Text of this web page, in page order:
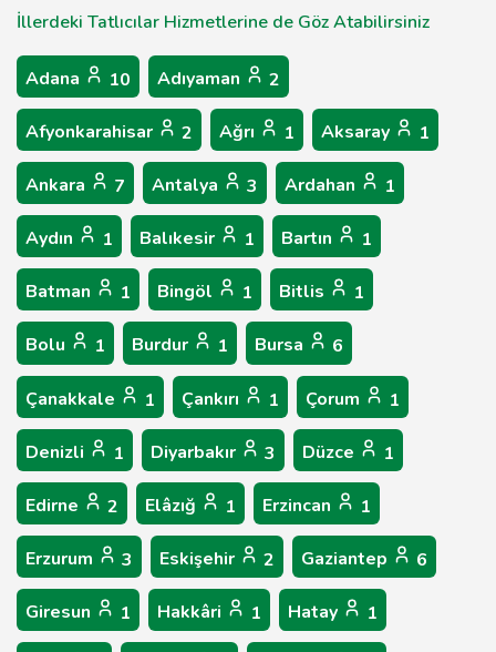
İllerdeki Tatlıcılar Hizmetlerine de Göz Atabilirsiniz
Adana 10 Adıyaman 2
Afyonkarahisar 2 Ağrı 1 Aksaray 1
Ankara 7 Antalya 3 Ardahan 1
Aydın 1 Balıkesir 1 Bartın 1
Batman 1 Bingöl 1 Bitlis 1
Bolu 1 Burdur 1 Bursa 6
Çanakkale 1 Çankırı 1 Çorum 1
Denizli 1 Diyarbakır 3 Düzce 1
Edirne 2 Elâzığ 1 Erzincan 1
Erzurum 3 Eskişehir 2 Gaziantep 6
Giresun 1 Hakkâri 1 Hatay 1